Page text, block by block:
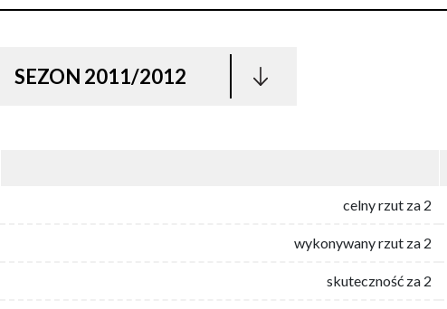
SEZON 2011/2012
celny rzut za 2
wykonywany rzut za 2
skuteczność za 2